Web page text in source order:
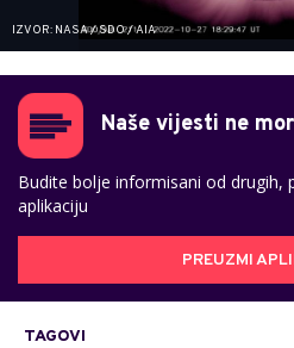
IZVOR: NASA / SDO / AIA
Naše vijesti ne
Budite bolje informisani od drugih,
aplikaciju
PREUZMI
TAGOVI